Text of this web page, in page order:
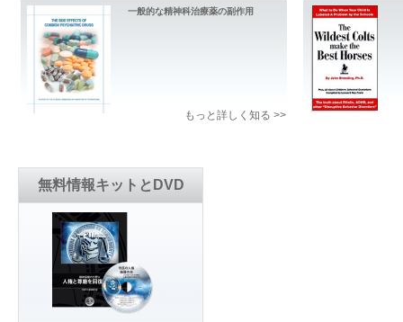
無料情報キットとDVD
一般的な精神科治療薬の副作用
もっと詳しく知る >>